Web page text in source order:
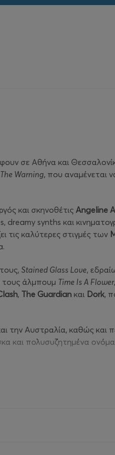
σε Αθήνα και
The Warning, που αναμένεται
και σκηνοθέτις Angeline
synths και
τις καλύτερες στιγμές των
Stained Glass Love,
άλμπουμ Time Is A Flower
, The Guardian και Dork,
την Αυστραλία, καθώς και
και πολυσυζητημένα